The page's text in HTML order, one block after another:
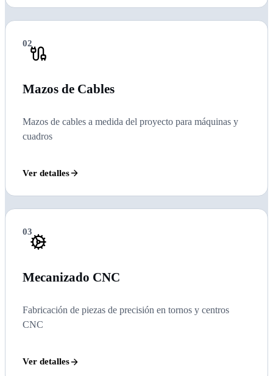
02
Mazos de Cables
Mazos de cables a medida del proyecto para máquinas y
cuadros
Ver detalles
03
Mecanizado CNC
Fabricación de piezas de precisión en tornos y centros
CNC
Ver detalles